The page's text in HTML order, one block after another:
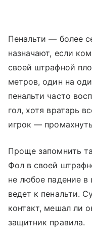
Пенальти — более
назначают, если
своей штрафной
метров, один на
пенальти часто
гол, хотя вратарь
игрок —
Проще запомнить
Фол в своей
не любое падение
ведет к пенальти.
контакт, мешал ли
защитник правила.